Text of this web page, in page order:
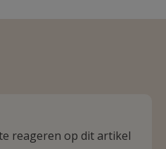
reageren op dit artikel